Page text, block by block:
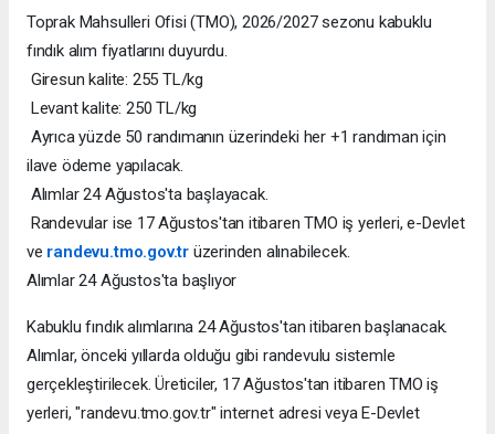
Toprak Mahsulleri Ofisi (TMO), 2026/2027 sezonu kabuklu
fındık alım fiyatlarını duyurdu.
Giresun kalite: 255 TL/kg
Levant kalite: 250 TL/kg
Ayrıca yüzde 50 randımanın üzerindeki her +1 randıman için
ilave ödeme yapılacak.
Alımlar 24 Ağustos'ta başlayacak.
Randevular ise 17 Ağustos'tan itibaren TMO iş yerleri, e-Devlet
ve randevu.tmo.gov.trüzerinden alınabilecek.
Alımlar 24 Ağustos'ta başlıyor
Kabuklu fındık alımlarına 24 Ağustos'tan itibaren başlanacak.
Alımlar, önceki yıllarda olduğu gibi randevulu sistemle
gerçekleştirilecek. Üreticiler, 17 Ağustos'tan itibaren TMO iş
yerleri, "randevu.tmo.gov.tr" internet adresi veya E-Devlet